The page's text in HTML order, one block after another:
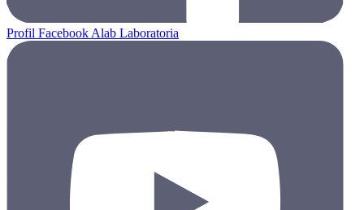
Profil Facebook Alab Laboratoria